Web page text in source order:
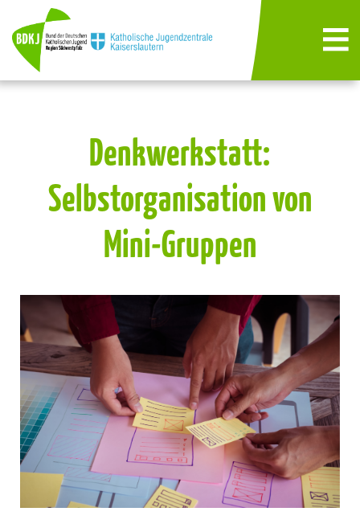
Denkwerkstatt:
Selbstorganisation von
Mini-Gruppen